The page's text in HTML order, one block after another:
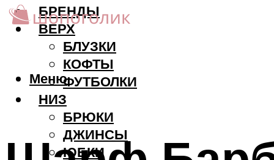
БРЕНДЫ
ВЕРХ
БЛУЗКИ
КОФТЫ
ФУТБОЛКИ
НИЗ
БРЮКИ
ДЖИНСЫ
ЮБКИ
Меню